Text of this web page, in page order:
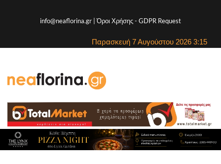
info@neaflorina.gr |Όροι Χρήσης- GDPR Request
Παρασκευή 7 Αυγούστου 2026 3:15